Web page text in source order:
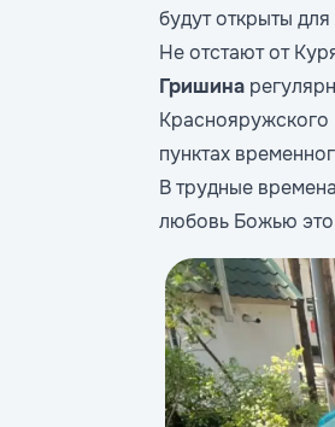
будут открыты
Не отстают от
Гришина
Краснояружского
пунктах
В трудные
любовь Божью